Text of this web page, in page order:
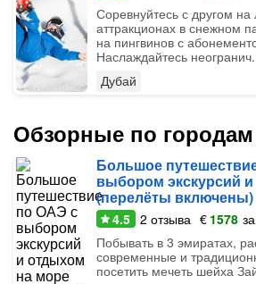
Соревнуйтесь с другом
аттракционах в снежном
на пингвинов с
Наслаждайтесь
Дубай
Обзорные по городам
Большое
выбором экскурсий
(перелёты включены)
4.5 2 отзыва € 1578
Побывать в 3 эмиратах,
современные и
посетить мечеть шейха